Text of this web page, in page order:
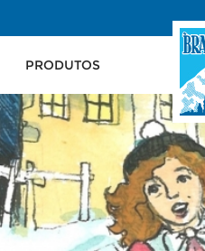
PRODUTOS